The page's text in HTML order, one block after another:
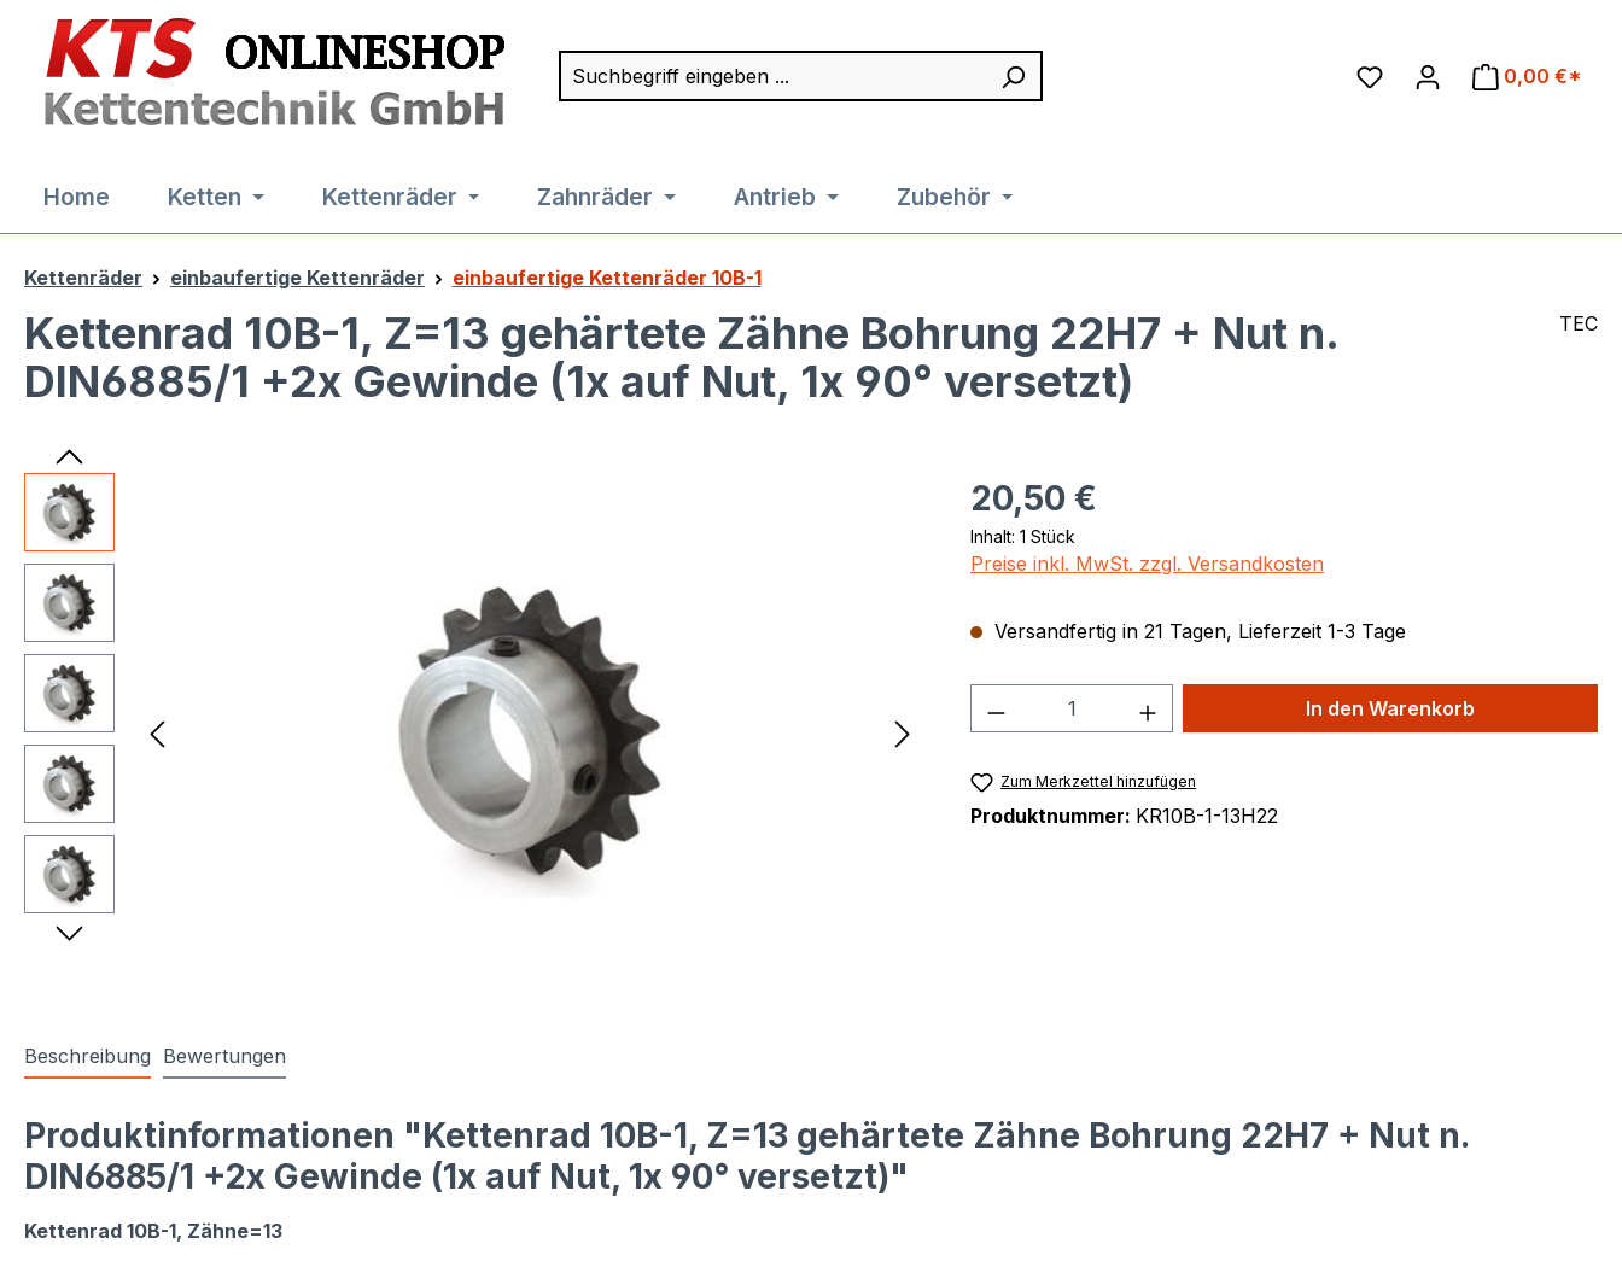
Hauptinhalt springen
Zur Suche springen
Zur Hauptnavigation springen
Suchbegriff eingeben ...
0,00 €*
Home Ketten Kettenräder Zahnräder Antrieb Zubehör
Kettenräder einbaufertige Kettenräder einbaufertige Kettenräder 10B-1
Kettenrad 10B-1, Z=13 gehärtete Zähne Bohrung 22H7 + Nut n.
DIN6885/1 +2x Gewinde (1x auf Nut, 1x 90° versetzt)
TEC
Bildergalerie überspringen Regulärer Preis:
20,50 €
Inhalt: 1 Stück
Preise inkl. MwSt. zzgl. Versandkosten
Versandfertig in 21 Tagen, Lieferzeit 1-3 Tage
Produkt Anzahl: Gib den gewünschten Wert
In den Warenkorb
Zum Merkzettel hinzufügen
Produktnummer: KR10B-1-13H22
Beschreibung Bewertungen
Produktinformationen "Kettenrad 10B-1, Z=13 gehärtete Zähne Bohrung 22H7 + Nut n.
DIN6885/1 +2x Gewinde (1x auf Nut, 1x 90° versetzt)"
Kettenrad 10B-1, Zähne=13